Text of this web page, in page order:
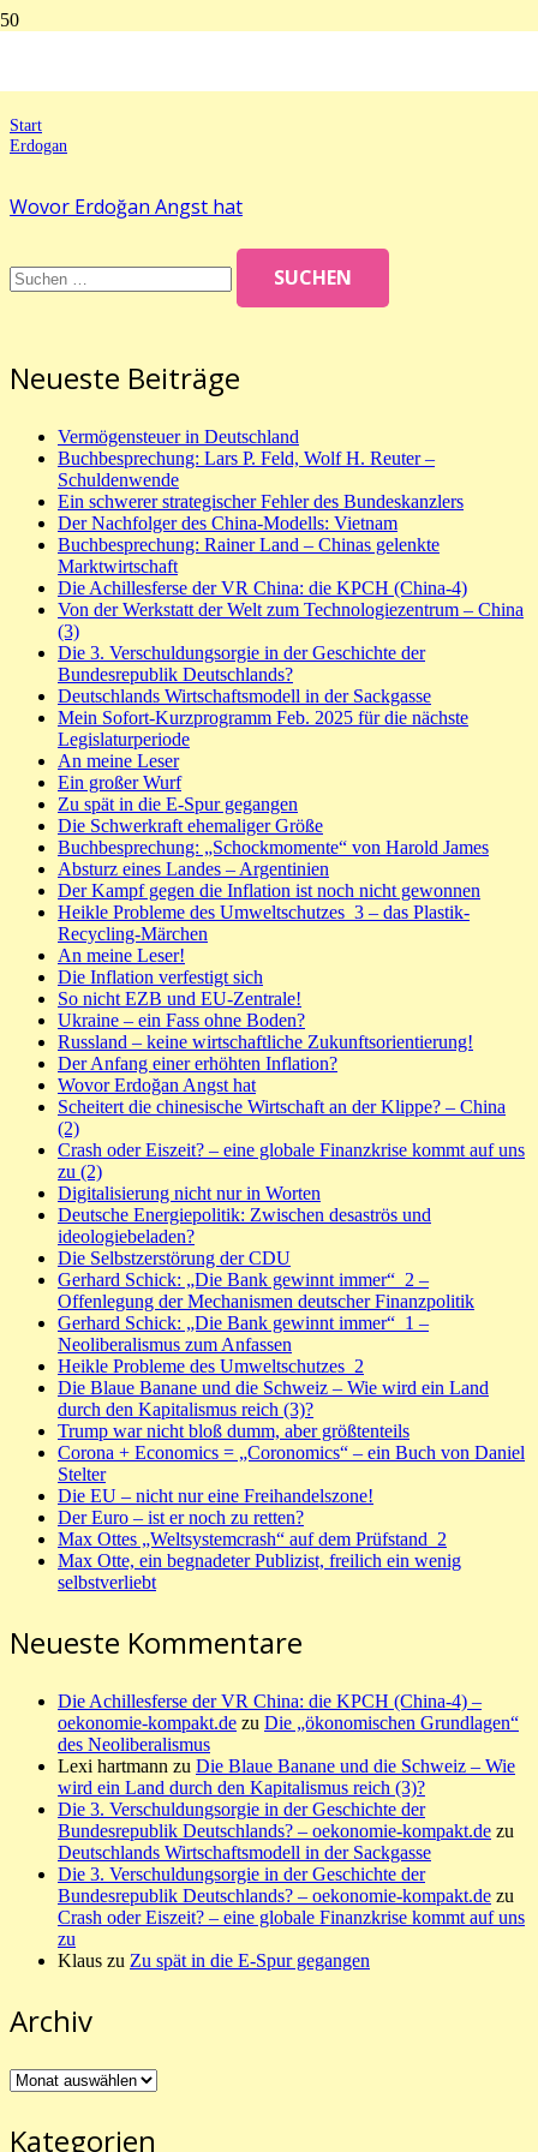
Start
Erdogan
Wovor Erdoğan Angst hat
nach:
Neueste Beiträge
Vermögensteuer in Deutschland
Buchbesprechung: Lars P. Feld, Wolf H. Reuter –
Schuldenwende
Ein schwerer strategischer Fehler des Bundeskanzlers
Der Nachfolger des China-Modells: Vietnam
Buchbesprechung: Rainer Land – Chinas gelenkte
Marktwirtschaft
Die Achillesferse der VR China: die KPCH (China-4)
Von der Werkstatt der Welt zum Technologiezentrum – China
(3)
Die 3. Verschuldungsorgie in der Geschichte der
Bundesrepublik Deutschlands?
Deutschlands Wirtschaftsmodell in der Sackgasse
Mein Sofort-Kurzprogramm Feb. 2025 für die nächste
Legislaturperiode
An meine Leser
Ein großer Wurf
Zu spät in die E-Spur gegangen
Die Schwerkraft ehemaliger Größe
Buchbesprechung: „Schockmomente“ von Harold James
Absturz eines Landes – Argentinien
Der Kampf gegen die Inflation ist noch nicht gewonnen
Heikle Probleme des Umweltschutzes_3 – das Plastik-
Recycling-Märchen
An meine Leser!
Die Inflation verfestigt sich
So nicht EZB und EU-Zentrale!
Ukraine – ein Fass ohne Boden?
Russland – keine wirtschaftliche Zukunftsorientierung!
Der Anfang einer erhöhten Inflation?
Wovor Erdoğan Angst hat
Scheitert die chinesische Wirtschaft an der Klippe? – China
(2)
Crash oder Eiszeit? – eine globale Finanzkrise kommt auf uns
zu (2)
Digitalisierung nicht nur in Worten
Deutsche Energiepolitik: Zwischen desaströs und
ideologiebeladen?
Die Selbstzerstörung der CDU
Gerhard Schick: „Die Bank gewinnt immer“_2 –
Offenlegung der Mechanismen deutscher Finanzpolitik
Gerhard Schick: „Die Bank gewinnt immer“_1 –
Neoliberalismus zum Anfassen
Heikle Probleme des Umweltschutzes_2
Die Blaue Banane und die Schweiz – Wie wird ein Land
durch den Kapitalismus reich (3)?
Trump war nicht bloß dumm, aber größtenteils
Corona + Economics = „Coronomics“ – ein Buch von Daniel
Stelter
Die EU – nicht nur eine Freihandelszone!
Der Euro – ist er noch zu retten?
Max Ottes „Weltsystemcrash“ auf dem Prüfstand_2
Max Otte, ein begnadeter Publizist, freilich ein wenig
selbstverliebt
Neueste Kommentare
Die Achillesferse der VR China: die KPCH (China-4) –
oekonomie-kompakt.de zu Die „ökonomischen Grundlagen“
des Neoliberalismus
Lexi hartmann zu Die Blaue Banane und die Schweiz – Wie
wird ein Land durch den Kapitalismus reich (3)?
Die 3. Verschuldungsorgie in der Geschichte der
Bundesrepublik Deutschlands? – oekonomie-kompakt.de zu
Deutschlands Wirtschaftsmodell in der Sackgasse
Die 3. Verschuldungsorgie in der Geschichte der
Bundesrepublik Deutschlands? – oekonomie-kompakt.de zu
Crash oder Eiszeit? – eine globale Finanzkrise kommt auf uns
zu
Klaus zu Zu spät in die E-Spur gegangen
Archiv
Archiv
Kategorien